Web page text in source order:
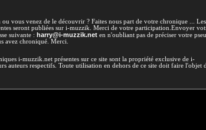
ou vous venez de le découvrir ? Faites nous part de votre chronique ... Les
seront publiées sur i-muzzik. Merci de votre participation.Envoyer
suivante : harry@i-muzzik.neten n'oubliant pas de préciser votre
avez chroniqué. Merci.
i-muzzik.net présentes sur ce site sont la propriété exclusive de i-
auteurs respectifs. Toute utilisation en dehors de ce site doit faire l'objet